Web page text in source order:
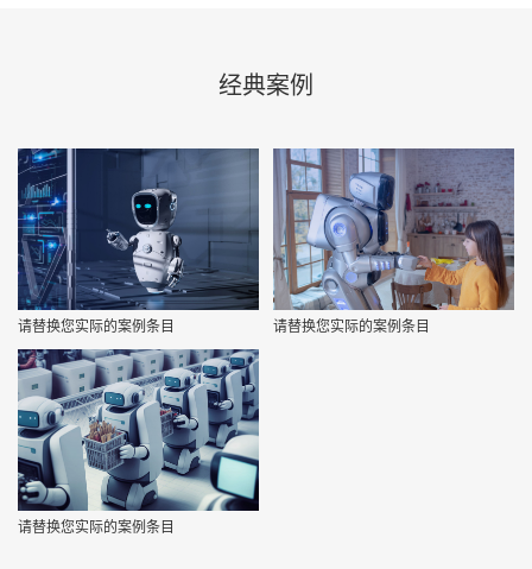
经典案例
请替换您实际的案例条目 请替换您实际的案例条目
请替换您实际的案例条目